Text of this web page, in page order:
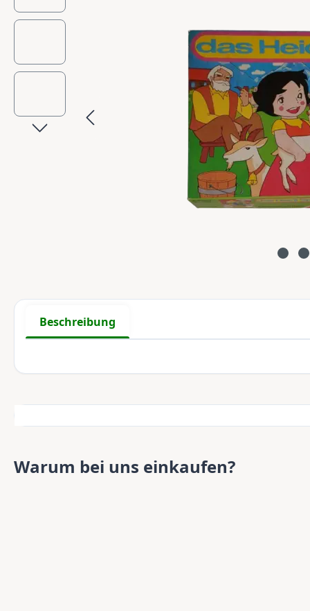
Beschreibung
Warum bei uns einkaufen?